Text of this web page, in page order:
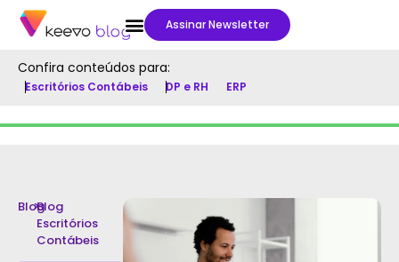
Assinar Newsletter
Confira conteúdos para:
Escritórios Contábeis DP e RH ERP
Blog
>Blog
Escritórios
Contábeis